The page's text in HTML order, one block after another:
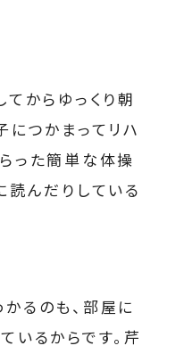
てからゆっくり朝
につかまってリハ
った簡単な体操
読んだりしている
るのも、部屋に
いるからです。芹